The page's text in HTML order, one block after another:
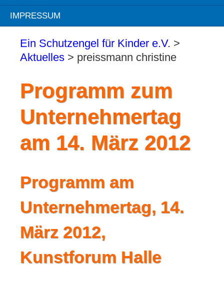
IMPRESSUM
Ein Schutzengel für Kinder e.V. >
Aktuelles > preissmann christine
Programm zum
Unternehmertag
am 14. März 2012
Programm am
Unternehmertag, 14.
März 2012,
Kunstforum Halle